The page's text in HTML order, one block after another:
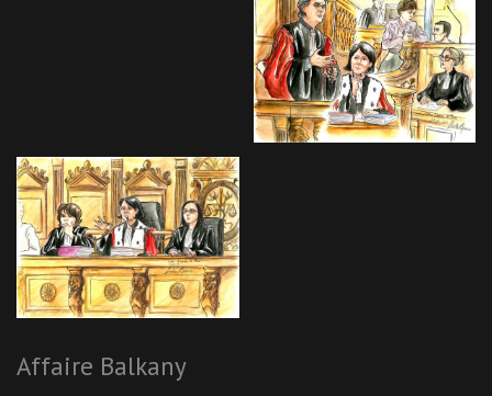
Affaire Balkany